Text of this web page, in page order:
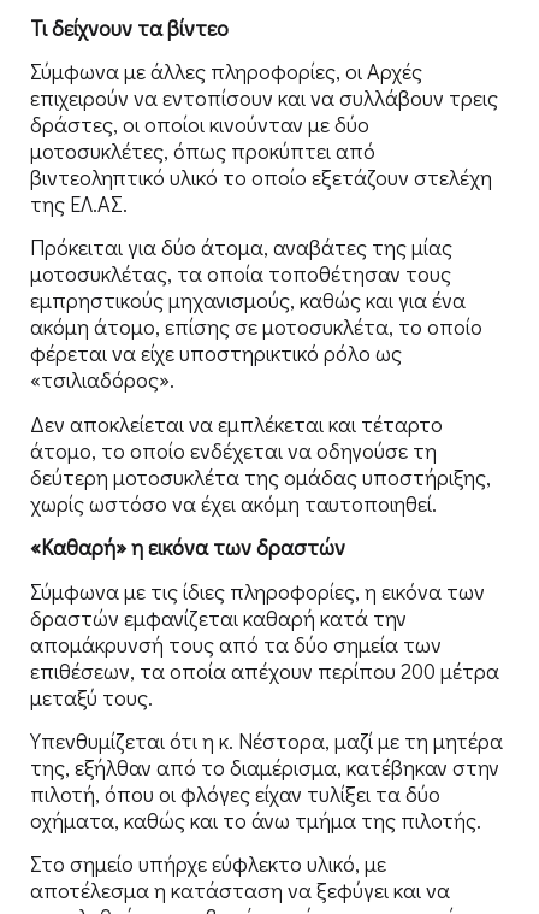
Τι δείχνουν τα βίντεο
Σύμφωνα με άλλες πληροφορίες, οι Αρχές
επιχειρούν να εντοπίσουν και να συλλάβουν τρεις
δράστες, οι οποίοι κινούνταν με δύο
μοτοσυκλέτες, όπως προκύπτει από
βιντεοληπτικό υλικό το οποίο εξετάζουν στελέχη
της ΕΛ.ΑΣ.
Πρόκειται για δύο άτομα, αναβάτες της μίας
μοτοσυκλέτας, τα οποία τοποθέτησαν τους
εμπρηστικούς μηχανισμούς, καθώς και για ένα
ακόμη άτομο, επίσης σε μοτοσυκλέτα, το οποίο
φέρεται να είχε υποστηρικτικό ρόλο ως
«τσιλιαδόρος».
Δεν αποκλείεται να εμπλέκεται και τέταρτο
άτομο, το οποίο ενδέχεται να οδηγούσε τη
δεύτερη μοτοσυκλέτα της ομάδας υποστήριξης,
χωρίς ωστόσο να έχει ακόμη ταυτοποιηθεί.
«Καθαρή» η εικόνα των δραστών
Σύμφωνα με τις ίδιες πληροφορίες, η εικόνα των
δραστών εμφανίζεται καθαρή κατά την
απομάκρυνσή τους από τα δύο σημεία των
επιθέσεων, τα οποία απέχουν περίπου 200 μέτρα
μεταξύ τους.
Υπενθυμίζεται ότι η κ. Νέστορα, μαζί με τη μητέρα
της, εξήλθαν από το διαμέρισμα, κατέβηκαν στην
πιλοτή, όπου οι φλόγες είχαν τυλίξει τα δύο
οχήματα, καθώς και το άνω τμήμα της πιλοτής.
Στο σημείο υπήρχε εύφλεκτο υλικό, με
αποτέλεσμα η κατάσταση να ξεφύγει και να